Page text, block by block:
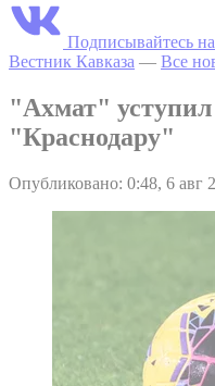
Подписывайтесь
Вестник Кавказа — Все
"Ахмат" уступил
"Краснодару"
Опубликовано: 0:48, 6 авг